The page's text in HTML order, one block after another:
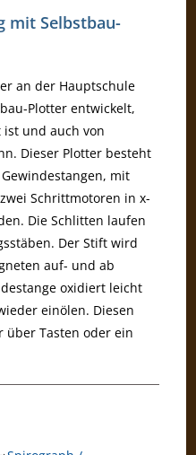
mit Selbstbau-
an der Hauptschule
Plotter entwickelt,
und auch von
Dieser Plotter besteht
mit
Schrittmotoren in x-
Die Schlitten laufen
Der Stift wird
auf- und ab
oxidiert leicht
einölen. Diesen
über Tasten oder ein